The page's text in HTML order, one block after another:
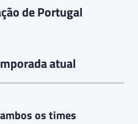
de Portugal
atual
os times